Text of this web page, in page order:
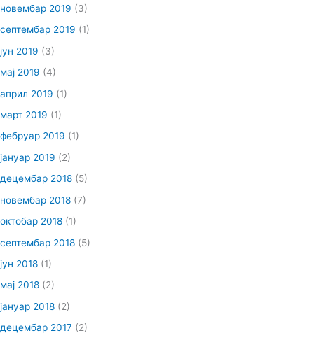
новембар 2019 (3)
септембар 2019 (1)
јун 2019 (3)
мај 2019 (4)
април 2019 (1)
март 2019 (1)
фебруар 2019 (1)
јануар 2019 (2)
децембар 2018 (5)
новембар 2018 (7)
октобар 2018 (1)
септембар 2018 (5)
јун 2018 (1)
мај 2018 (2)
јануар 2018 (2)
децембар 2017 (2)